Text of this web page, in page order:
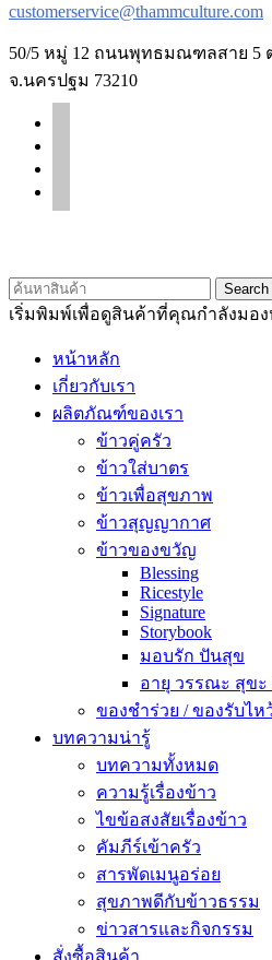
customerservice@thammculture.com
50/5 หมู่ 12 ถนนพุทธมณฑลสาย 5
จ.นครปฐม 73210
Search
เริ่มพิมพ์เพื่อดูสินค้าที่คุณกำลังมอง
หน้าหลัก
เกี่ยวกับเรา
ผลิตภัณฑ์ของเรา
ข้าวคู่ครัว
ข้าวใส่บาตร
ข้าวเพื่อสุขภาพ
ข้าวสุญญากาศ
ข้าวของขวัญ
Blessing
Ricestyle
Signature
Storybook
มอบรัก ปันสุข
อายุ วรรณะ สุขะ
ของชำร่วย / ของรับไห
บทความน่ารู้
บทความทั้งหมด
ความรู้เรื่องข้าว
ไขข้อสงสัยเรื่องข้าว
คัมภีร์เข้าครัว
สารพัดเมนูอร่อย
สุขภาพดีกับข้าวธรรม
ข่าวสารและกิจกรรม
สั่งซื้อสินค้า